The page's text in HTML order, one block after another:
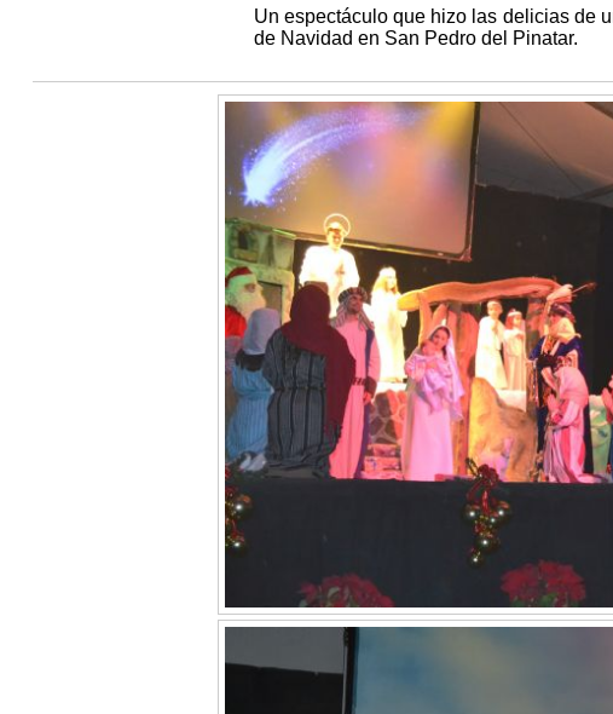
Un espectáculo que hizo las delicias de
de Navidad en San Pedro del Pinatar.